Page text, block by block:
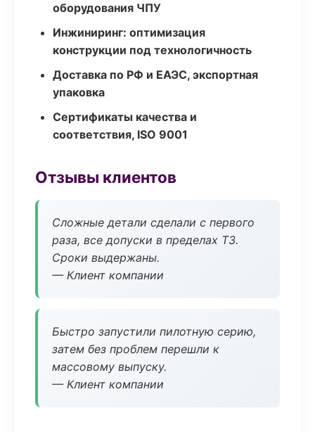
оборудования ЧПУ
Инжиниринг: оптимизация
конструкции под технологичность
Доставка по РФ и ЕАЭС, экспортная
упаковка
Сертификаты качества и
соответствия, ISO 9001
Отзывы клиентов
Сложные детали сделали с первого
раза, все допуски в пределах ТЗ.
Сроки выдержаны.
— Клиент компании
Быстро запустили пилотную серию,
затем без проблем перешли к
массовому выпуску.
— Клиент компании